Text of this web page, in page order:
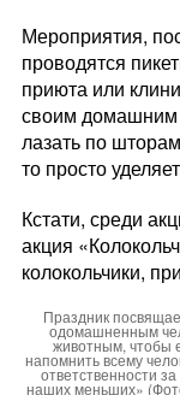
Мероприятия,
проводятся
приюта или
своим домашним
лазать по
то просто
Кстати, среди
акция
колокольчики,
Праздник
одомашненным
животным, чтобы
напомнить всему
ответственности
наших меньших»